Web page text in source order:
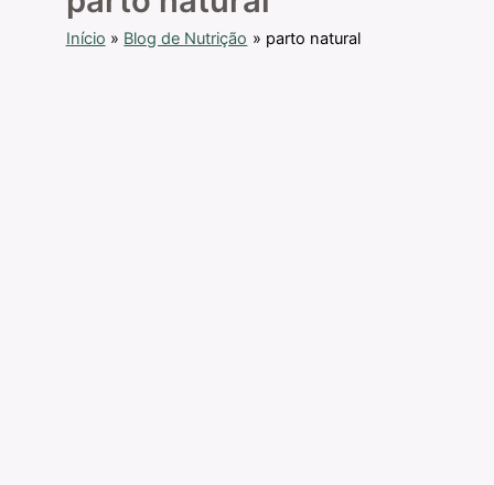
Início Blog de Nutrição parto natural